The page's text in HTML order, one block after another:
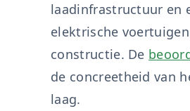
laadinfrastructuur en
elektrische
constructie. De
de concreetheid van
laag.